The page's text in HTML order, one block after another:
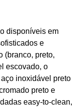
disponíveis em
e
(branco, preto,
escovado, o
inoxidável preto
preto e
easy-to-clean,